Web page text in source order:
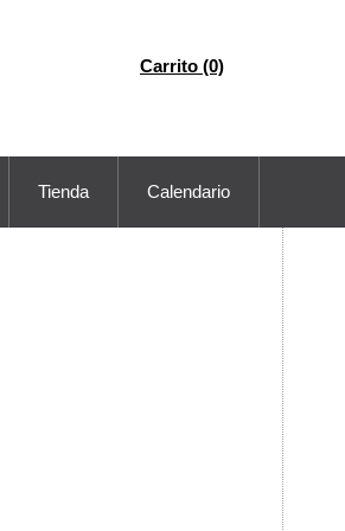
Calendario
Tienda
Carrito (0)